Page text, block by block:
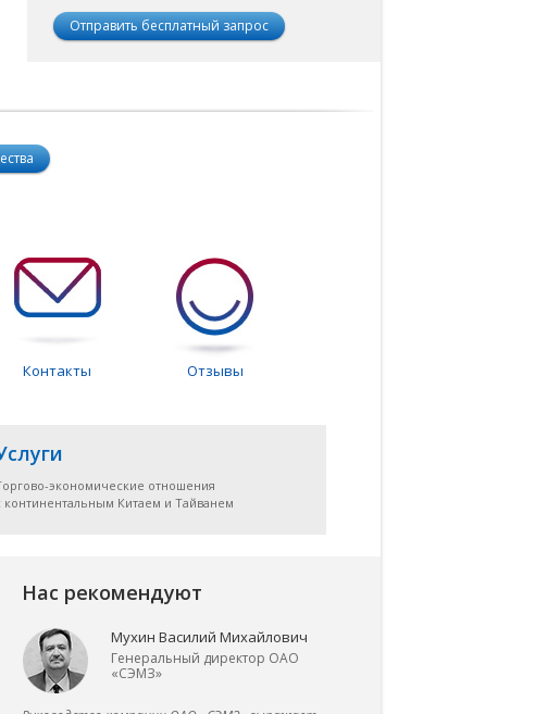
Контакты Отзывы
экономические отношения
континентальным Китаем и Тайванем
70% 2
Нас рекомендуют
Мухин Василий Михайлович
Генеральный директор ОАО
«СЭМЗ»